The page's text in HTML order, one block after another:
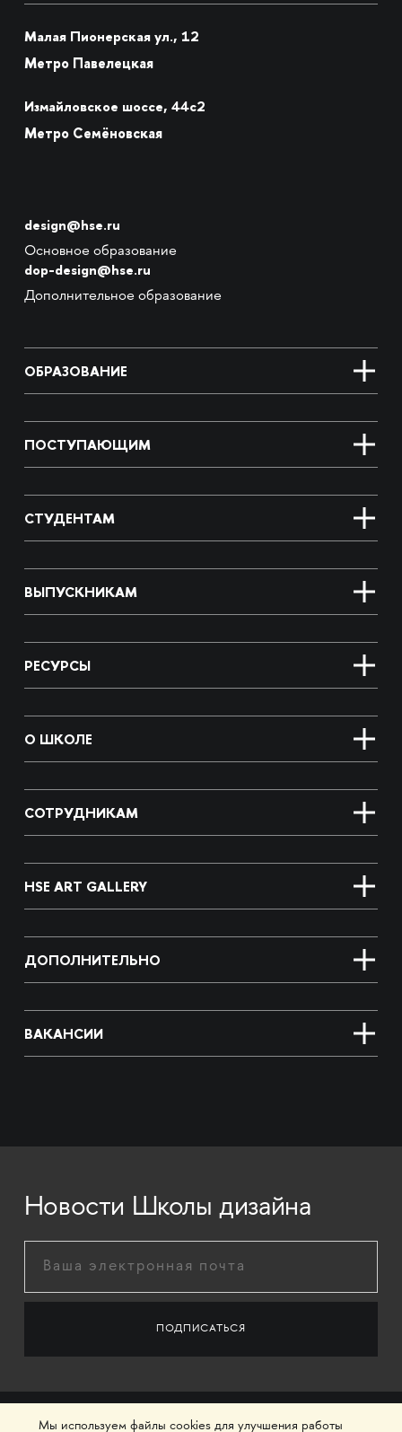
Малая Пионерская ул., 12
Метро Павелецкая
Измайловское шоссе, 44с2
Метро Семёновская
design@hse.ru
Основное образование
dop-design@hse.ru
Дополнительное образование
ОБРАЗОВАНИЕ
ПОСТУПАЮЩИМ
СТУДЕНТАМ
ВЫПУСКНИКАМ
РЕСУРСЫ
О ШКОЛЕ
СОТРУДНИКАМ
HSE ART GALLERY
ДОПОЛНИТЕЛЬНО
ВАКАНСИИ
Новости Школы дизайна
Мы используем файлы cookies для улучшения работы